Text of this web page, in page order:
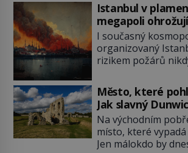
Istanbul v
megapoli
smaženého lilku?
I současný
organizovaný
rizikem požárů
představit, jaká
skrýval Istanbul
čelilo město v
ohnivé katastrofě a
stále tolik obávány
smaženého lilku?
Město, které
Jak slavný
hladinou
Na východním
místo, které
Jen málokdo by